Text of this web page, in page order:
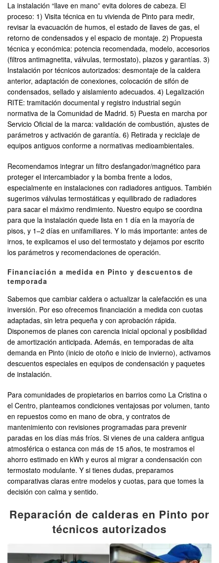
La instalación “llave en mano” evita dolores de cabeza. El
proceso: 1) Visita técnica en tu vivienda de Pinto para medir,
revisar la evacuación de humos, el estado de llaves de gas, el
retorno de condensados y el espacio de montaje. 2) Propuesta
técnica y económica: potencia recomendada, modelo, accesorios
(filtros antimagnetita, válvulas, termostato), plazos y garantías. 3)
Instalación por técnicos autorizados: desmontaje de la caldera
anterior, adaptación de conexiones, colocación de sifón de
condensados, sellado y aislamiento adecuados. 4) Legalización
RITE: tramitación documental y registro industrial según
normativa de la Comunidad de Madrid. 5) Puesta en marcha por
Servicio Oficial de la marca: validación de combustión, ajustes de
parámetros y activación de garantía. 6) Retirada y reciclaje de
equipos antiguos conforme a normativas medioambientales.
Recomendamos integrar un filtro desfangador/magnético para
proteger el intercambiador y la bomba frente a lodos,
especialmente en instalaciones con radiadores antiguos. También
sugerimos válvulas termostáticas y equilibrado de radiadores
para sacar el máximo rendimiento. Nuestro equipo se coordina
para que la instalación quede lista en 1 día en la mayoría de
pisos, y 1–2 días en unifamiliares. Y lo más importante: antes de
irnos, te explicamos el uso del termostato y dejamos por escrito
los parámetros y recomendaciones de operación.
Financiación a medida en Pinto y descuentos de
temporada
Sabemos que cambiar caldera o actualizar la calefacción es una
inversión. Por eso ofrecemos financiación a medida con cuotas
adaptadas, sin letra pequeña y con aprobación rápida.
Disponemos de planes con carencia inicial opcional y posibilidad
de amortización anticipada. Además, en temporadas de alta
demanda en Pinto (inicio de otoño e inicio de invierno), activamos
descuentos especiales en equipos de condensación y paquetes
de instalación.
Para comunidades de propietarios en barrios como La Cristina o
el Centro, planteamos condiciones ventajosas por volumen, tanto
en repuestos como en mano de obra, y contratos de
mantenimiento con revisiones programadas para prevenir
paradas en los días más fríos. Si vienes de una caldera antigua
atmosférica o estanca con más de 15 años, te mostramos el
ahorro estimado en kWh y euros al migrar a condensación con
termostato modulante. Y si tienes dudas, preparamos
comparativas claras entre modelos y cuotas, para que tomes la
decisión con calma y sentido.
Reparación de calderas en Pinto por
técnicos autorizados